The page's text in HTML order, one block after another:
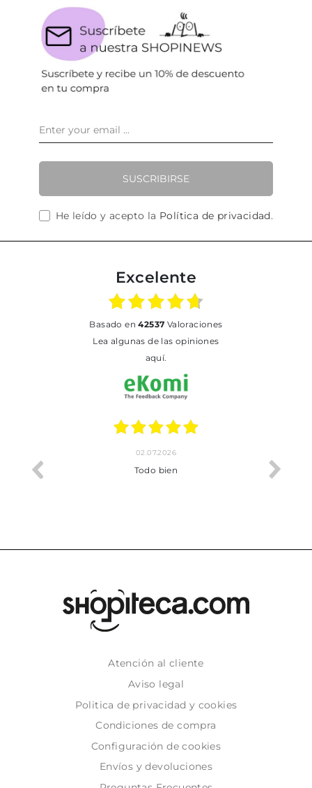
SUSCRIBIRSE
He leído y acepto la Política de privacidad.
Excelente
basado en42537 Valoraciones
Lea algunas de las opiniones
aquí.
02.07.2026
Todo bien
Atención al cliente
Aviso legal
Politica de privacidad y cookies
Condiciones de compra
Configuración de cookies
Envíos y devoluciones